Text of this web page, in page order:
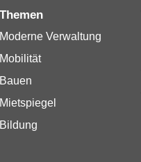
Themen
Moderne Verwaltung
Mobilität
Bauen
Mietspiegel
Bildung